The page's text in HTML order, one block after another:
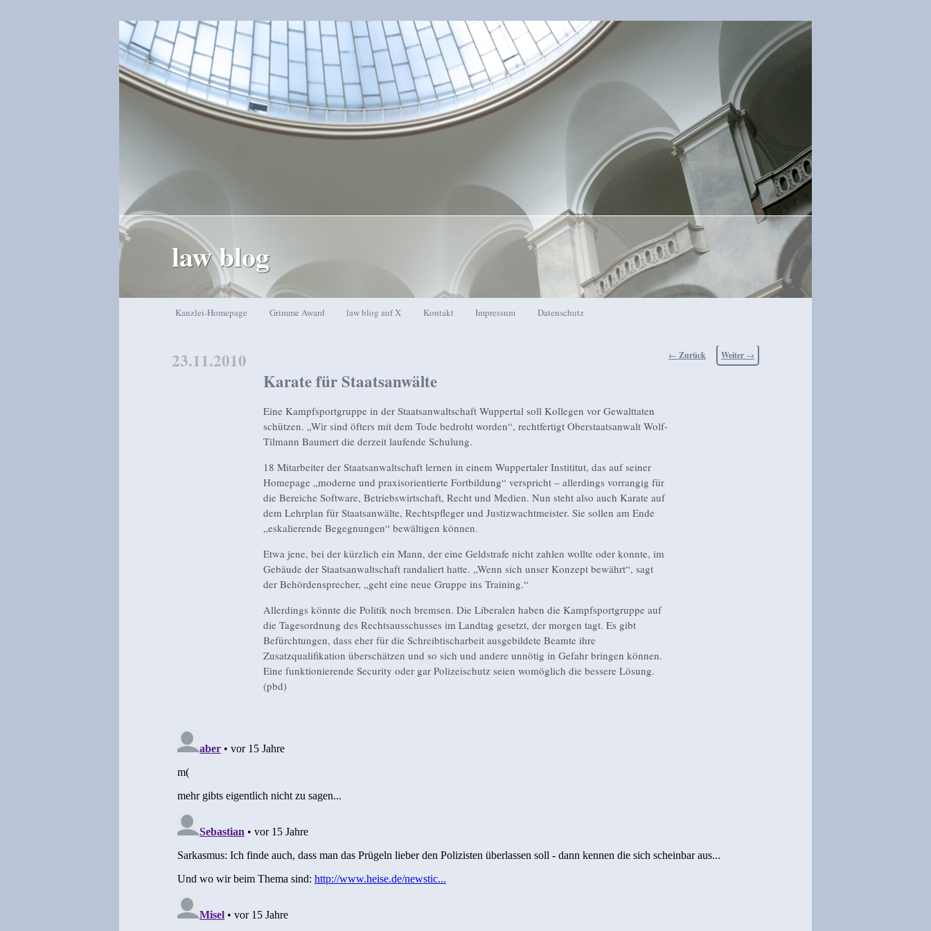
law blog
Zum Inhalt wechseln
Zum sekundären Inhalt wechseln
Kanzlei-Homepage Grimme Award law blog auf X Kontakt Impressum Datenschutz
Beitragsnavigation
← Zurück Weiter →
Karate für Staatsanwälte
23.11.2010
Eine Kampfsportgruppe in der Staatsanwaltschaft Wuppertal soll Kollegen vor Gewalttaten
schützen. „Wir sind öfters mit dem Tode bedroht worden“, rechtfertigt Oberstaatsanwalt Wolf-
Tilmann Baumert die derzeit laufende Schulung.
18 Mitarbeiter der Staatsanwaltschaft lernen in einem Wuppertaler Instititut, das auf seiner
Homepage „moderne und praxisorientierte Fortbildung“ verspricht – allerdings vorrangig für
die Bereiche Software, Betriebswirtschaft, Recht und Medien. Nun steht also auch Karate auf
dem Lehrplan für Staatsanwälte, Rechtspfleger und Justizwachtmeister. Sie sollen am Ende
„eskalierende Begegnungen“ bewältigen können.
Etwa jene, bei der kürzlich ein Mann, der eine Geldstrafe nicht zahlen wollte oder konnte, im
Gebäude der Staatsanwaltschaft randaliert hatte. „Wenn sich unser Konzept bewährt“, sagt
der Behördensprecher, „geht eine neue Gruppe ins Training.“
Allerdings könnte die Politik noch bremsen. Die Liberalen haben die Kampfsportgruppe auf
die Tagesordnung des Rechtsausschusses im Landtag gesetzt, der morgen tagt. Es gibt
Befürchtungen, dass eher für die Schreibtischarbeit ausgebildete Beamte ihre
Zusatzqualifikation überschätzen und so sich und andere unnötig in Gefahr bringen können.
Eine funktionierende Security oder gar Polizeischutz seien womöglich die bessere Lösung.
(pbd)